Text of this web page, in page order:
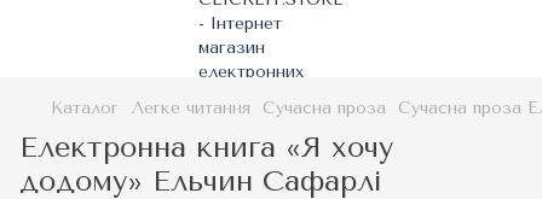
Каталог Легке читання Сучасна проза Сучасна проза
Електронна книга «Я хочу
додому» Ельчин Сафарлі